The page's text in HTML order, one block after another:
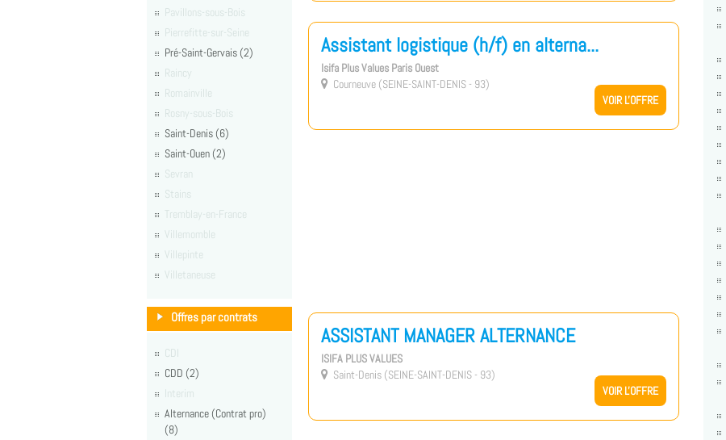
Pavillons-sous-Bois
Pierrefitte-sur-Seine
Pré-Saint-Gervais (2)
Raincy
Romainville
Rosny-sous-Bois
Saint-Denis (6)
Saint-Ouen (2)
Sevran
Stains
Tremblay-en-France
Villemomble
Villepinte
Villetaneuse
Offres par contrats
CDI
CDD (2)
Interim
Alternance (Contrat pro)
(8)
Assistant logistique (h/f) en alterna...
Isifa Plus Values Paris Ouest
 Courneuve (SEINE-SAINT-DENIS - 93)
VOIR L'OFFRE
ASSISTANT MANAGER ALTERNANCE
ISIFA PLUS VALUES
 Saint-Denis (SEINE-SAINT-DENIS - 93)
VOIR L'OFFRE